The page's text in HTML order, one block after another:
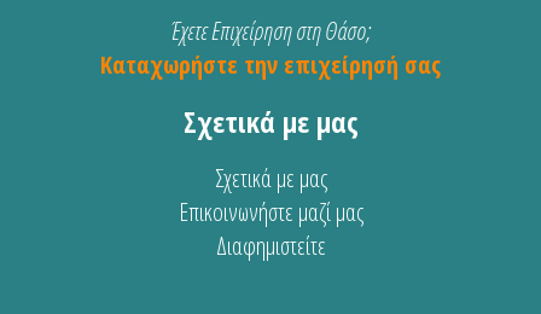
Έχετε Επιχείρηση στη Θάσο;
Καταχωρήστε την επιχείρησή σας
Σχετικά με μας
Σχετικά με μας
Επικοινωνήστε μαζί μας
Διαφημιστείτε